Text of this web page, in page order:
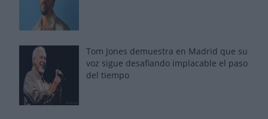
Tom Jones demuestra en Madrid que su
voz sigue desafiando implacable el paso
del tiempo